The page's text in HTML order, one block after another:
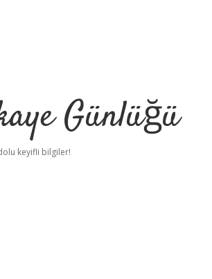
Günlüğü
keyifli bilgiler!